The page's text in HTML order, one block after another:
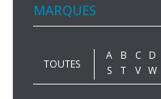
MARQUES
TOUTES
A B C D
S
T V W